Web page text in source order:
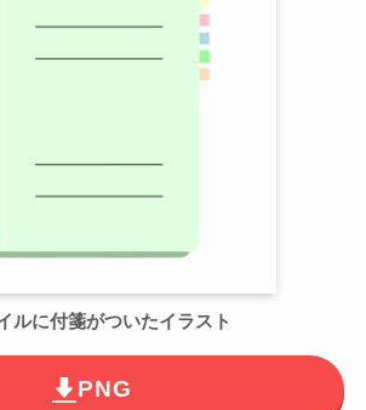
ルに付箋がついたイラスト
PNG